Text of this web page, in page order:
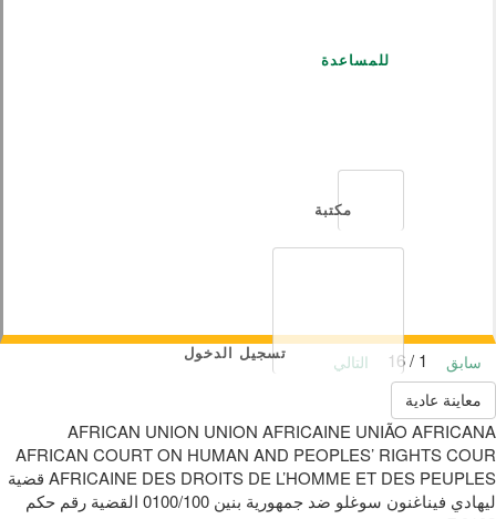
للمساعدة
مكتبة
تسجيل الدخول سابق
التالي
معاينة عادية
AFRICAN UNION UNION AFRICAINE UNIÃO AFRICANA
AFRICAN COURT ON HUMAN AND PEOPLES’ RIGHTS COUR